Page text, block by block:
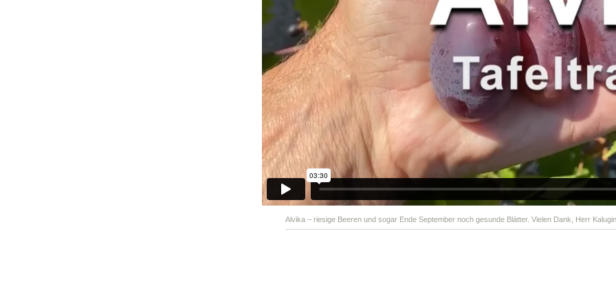
Alvika – riesige Beeren und sogar Ende September noch gesunde Blätter. Vielen Dank, Herr